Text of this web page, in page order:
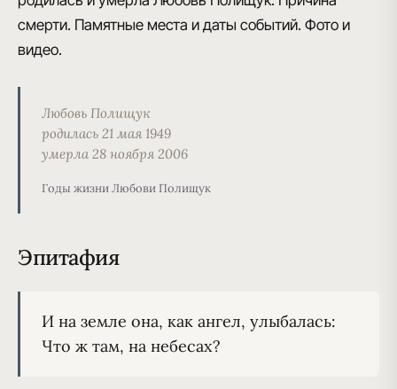
смерти. Памятные места и даты событий. Фото и
видео.
Любовь Полищук
родилась 21 мая 1949
умерла 28 ноября 2006
Годы жизни Любови Полищук
Эпитафия
И на земле она, как ангел, улыбалась:
Что ж там, на небесах?